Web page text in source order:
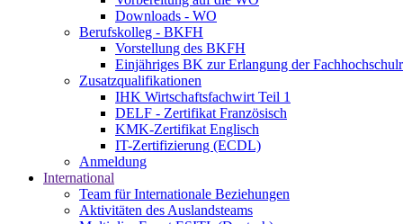
Downloads - WO
Berufskolleg - BKFH
Vorstellung des BKFH
Einjähriges BK zur Erlangung der
Zusatzqualifikationen
IHK Wirtschaftsfachwirt Teil 1
DELF - Zertifikat Französisch
KMK-Zertifikat Englisch
IT-Zertifizierung (ECDL)
Anmeldung
International
Team für Internationale Beziehungen
Aktivitäten des Auslandsteams